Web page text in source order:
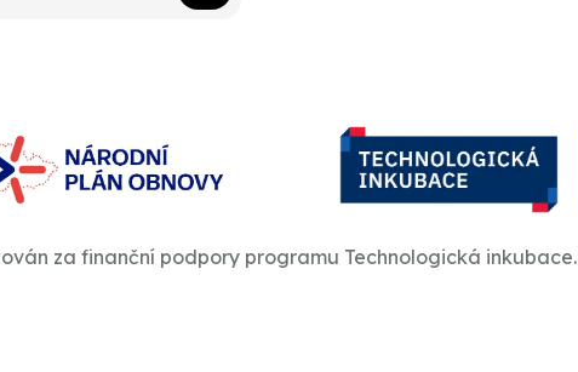
za finanční podpory programu Technologická inkubace.